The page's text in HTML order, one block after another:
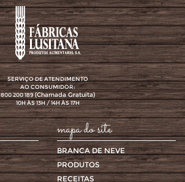
SERVIÇO DE ATENDIMENTO
AO CONSUMIDOR:
800 200 189(Chamada Gratuita)
10H ÀS 13H / 14H ÀS 17H
mapa do site
BRANCA DE NEVE
PRODUTOS
RECEITAS